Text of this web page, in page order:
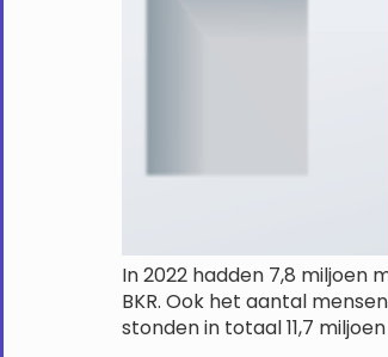
In 2022 hadden 7,8 miljoen
BKR. Ook het aantal
stonden in totaal 11,7